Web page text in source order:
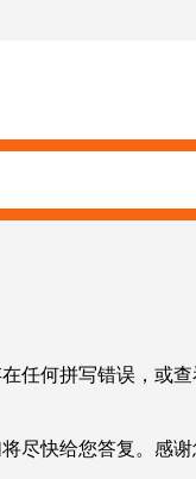
任何拼写错误，或
尽快给您答复。感